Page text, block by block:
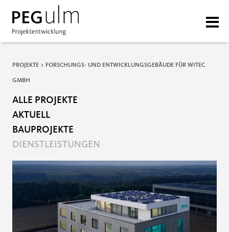
PROJEKTE > FORSCHUNGS- UND ENTWICKLUNGSGEBÄUDE FÜR WITEC
GMBH
ALLE PROJEKTE
AKTUELL
BAUPROJEKTE
DIENSTLEISTUNGEN